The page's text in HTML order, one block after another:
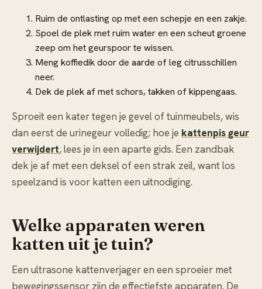
Ruim de ontlasting op met een schepje en een zakje.
Spoel de plek met ruim water en een scheut groene
zeep om het geurspoor te wissen.
Meng koffiedik door de aarde of leg citrusschillen
neer.
Dek de plek af met schors, takken of kippengaas.
Sproeit een kater tegen je gevel of tuinmeubels, wis
dan eerst de urinegeur volledig; hoe je kattenpis geur
verwijdert, lees je in een aparte gids. Een zandbak
dek je af met een deksel of een strak zeil, want los
speelzand is voor katten een uitnodiging.
Welke apparaten weren
katten uit je tuin?
Een ultrasone kattenverjager en een sproeier met
bewegingssensor zijn de effectiefste apparaten. De